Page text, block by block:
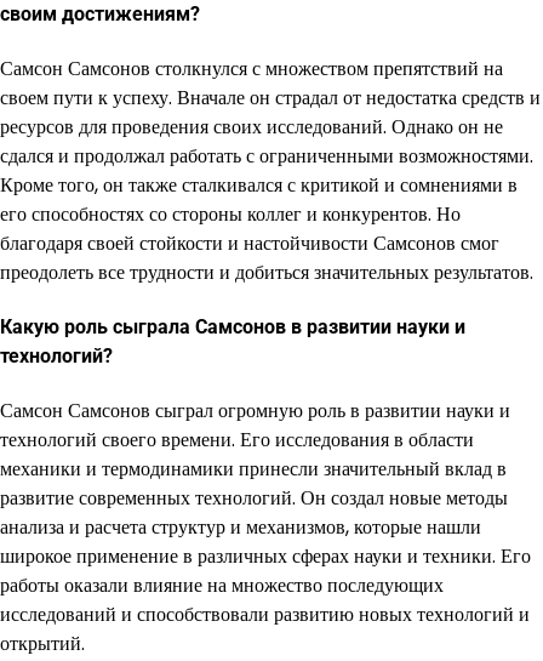
своим достижениям?
Самсон Самсонов столкнулся с множеством препятствий на
своем пути к успеху. Вначале он страдал от недостатка средств и
ресурсов для проведения своих исследований. Однако он не
сдался и продолжал работать с ограниченными возможностями.
Кроме того, он также сталкивался с критикой и сомнениями в
его способностях со стороны коллег и конкурентов. Но
благодаря своей стойкости и настойчивости Самсонов смог
преодолеть все трудности и добиться значительных результатов.
Какую роль сыграла Самсонов в развитии науки и
технологий?
Самсон Самсонов сыграл огромную роль в развитии науки и
технологий своего времени. Его исследования в области
механики и термодинамики принесли значительный вклад в
развитие современных технологий. Он создал новые методы
анализа и расчета структур и механизмов, которые нашли
широкое применение в различных сферах науки и техники. Его
работы оказали влияние на множество последующих
исследований и способствовали развитию новых технологий и
открытий.